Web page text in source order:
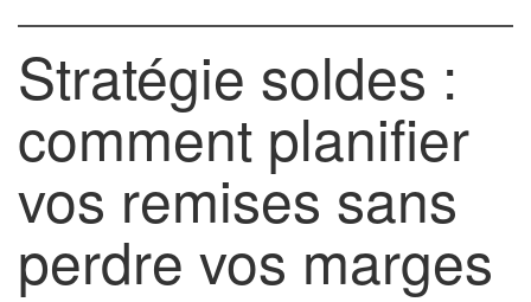
Stratégie soldes :
comment planifier
vos remises sans
perdre vos marges